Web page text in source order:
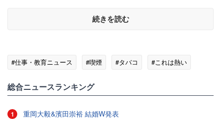
続きを読む
#仕事・教育ニュース #喫煙 #タバコ #これは熱い
総合ニュースランキング
1 重岡大毅&濱田崇裕 結婚W発表